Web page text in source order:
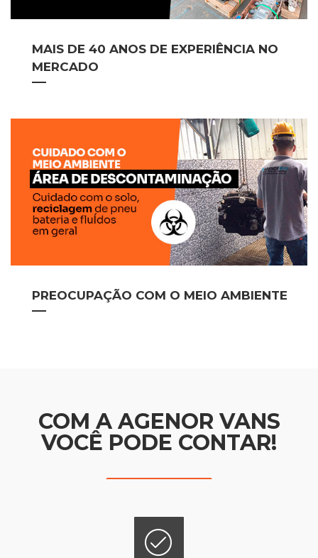
MAIS DE 40 ANOS DE EXPERIÊNCIA NO
MERCADO
PREOCUPAÇÃO COM O MEIO AMBIENTE
COM A AGENOR VANS
VOCÊ PODE CONTAR!